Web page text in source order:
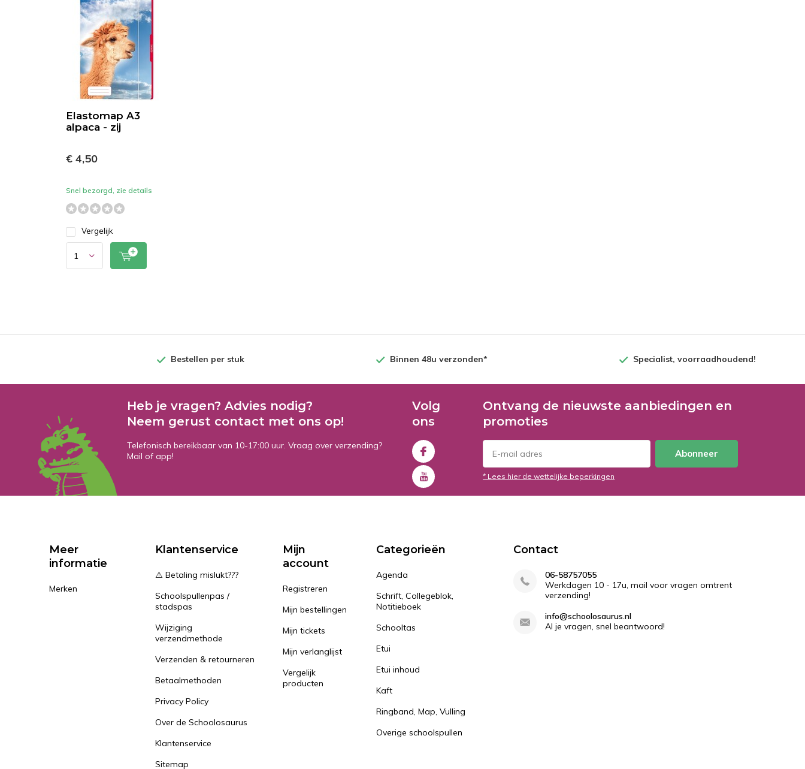
Elastomap A3
alpaca - zij
€ 4,50
Snel bezorgd, zie details
Vergelijk
Bestellen per stuk Binnen 48u verzonden* Specialist, voorraadhoudend!
Heb je vragen? Advies nodig?
Neem gerust contact met ons op!
Telefonisch bereikbaar van 10-17:00 uur. Vraag over verzending?
Mail of app!
Volg
ons
Ontvang de nieuwste aanbiedingen en
promoties
Abonneer
* Lees hier de wettelijke beperkingen
Meer
informatie
Merken
Klantenservice
⚠️ Betaling mislukt???
Schoolspullenpas /
stadspas
Wijziging
verzendmethode
Verzenden & retourneren
Betaalmethoden
Privacy Policy
Over de Schoolosaurus
Klantenservice
Sitemap
Mijn
account
Registreren
Mijn bestellingen
Mijn tickets
Mijn verlanglijst
Vergelijk
producten
Categorieën
Agenda
Schrift, Collegeblok,
Notitieboek
Schooltas
Etui
Etui inhoud
Kaft
Ringband, Map, Vulling
Overige schoolspullen
Contact
06-58757055
Werkdagen 10 - 17u, mail voor vragen omtrent
verzending!
info@schoolosaurus.nl
Al je vragen, snel beantwoord!